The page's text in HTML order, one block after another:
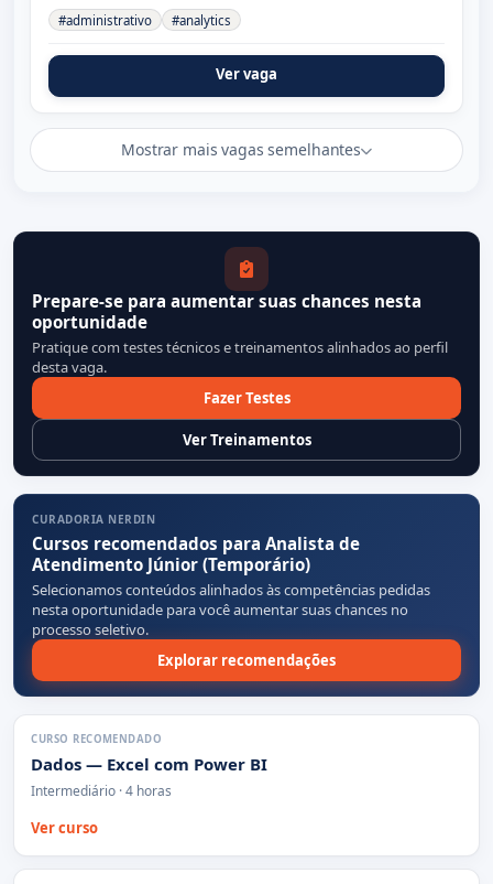
#administrativo #analytics
Ver vaga
Mostrar mais vagas semelhantes
Prepare-se para aumentar suas chances nesta
oportunidade
Pratique com testes técnicos e treinamentos alinhados ao perfil
desta vaga.
Fazer Testes
Ver Treinamentos
CURADORIA NERDIN
Cursos recomendados para Analista de
Atendimento Júnior (Temporário)
Selecionamos conteúdos alinhados às competências pedidas
nesta oportunidade para você aumentar suas chances no
processo seletivo.
Explorar recomendações
CURSO RECOMENDADO
Dados — Excel com Power BI
Intermediário · 4 horas
Ver curso